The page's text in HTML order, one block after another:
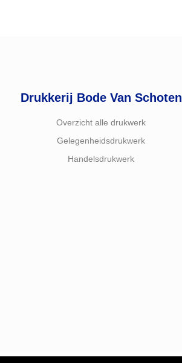
Drukkerij Bode Van Schoten
Overzicht alle drukwerk
Gelegenheidsdrukwerk
Handelsdrukwerk